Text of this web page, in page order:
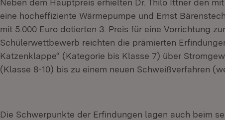
Neben dem Hauptpreis erhielten Dr. Thilo Ittner den
eine hocheffiziente Wärmepumpe und Ernst
mit 5.000 Euro dotierten 3. Preis für eine Vorrichtung
Schülerwettbewerb reichten die prämierten
Katzenklappe“ (Kategorie bis Klasse 7) über
(Klasse 8-10) bis zu einem neuen Schweißverfahren
Die Schwerpunkte der Erfindungen lagen auch beim